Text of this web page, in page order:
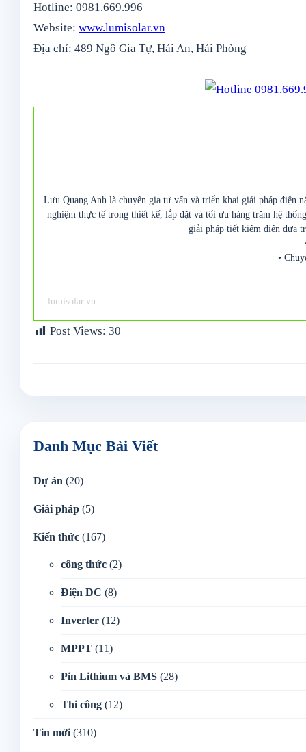
Hotline: 0981.669.996
Website: www.lumisolar.vn
Địa chỉ: 489 Ngô Gia Tự, Hải An, Hải Phòng
Lưu Quang Anh là chuyên gia tư vấn và triển khai giải pháp điện
nghiệm thực tế trong thiết kế, lắp đặt và tối ưu hàng trăm hệ
giải pháp tiết kiệm điện dựa
•
lumisolar.vn
Post Views: 30
Danh Mục Bài Viết
Dự án (20)
Giải pháp (5)
Kiến thức (167)
công thức (2)
Điện DC (8)
Inverter (12)
MPPT (11)
Pin Lithium và BMS (28)
Thi công (12)
Tin mới (310)